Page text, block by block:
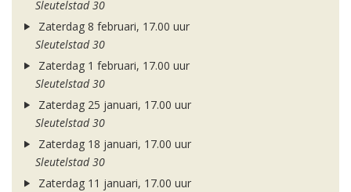
Sleutelstad 30
Zaterdag 8 februari, 17.00 uur
Sleutelstad 30
Zaterdag 1 februari, 17.00 uur
Sleutelstad 30
Zaterdag 25 januari, 17.00 uur
Sleutelstad 30
Zaterdag 18 januari, 17.00 uur
Sleutelstad 30
Zaterdag 11 januari, 17.00 uur